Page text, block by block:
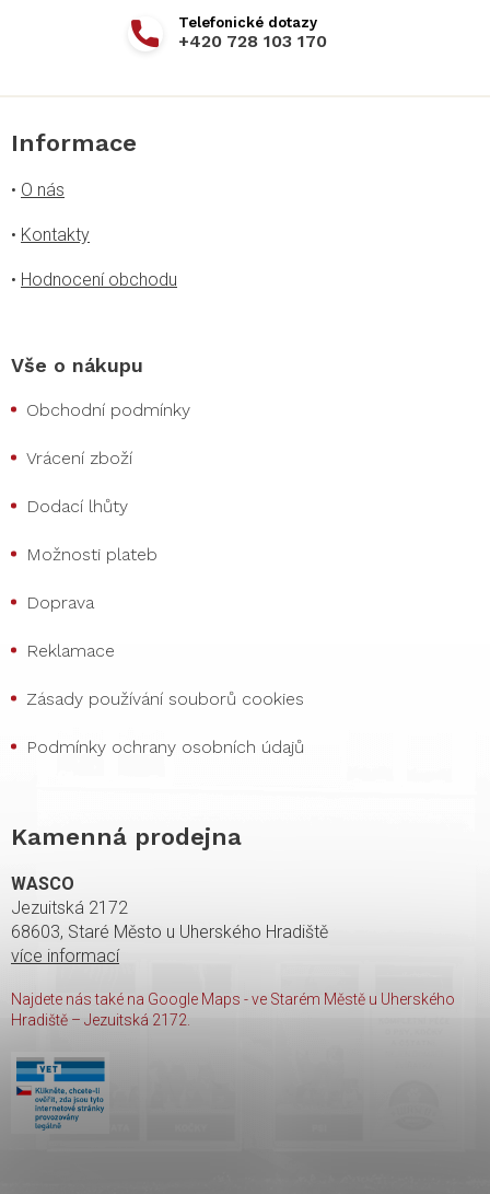
+420 728 103 170
Informace
• O nás
• Kontakty
• Hodnocení obchodu
Vše o nákupu
Obchodní podmínky
Vrácení zboží
Dodací lhůty
Možnosti plateb
Doprava
Reklamace
Zásady používání souborů cookies
Podmínky ochrany osobních údajů
Kamenná prodejna
WASCO
Jezuitská 2172
68603, Staré Město u Uherského Hradiště
více informací
Najdete nás také na Google Maps - ve Starém Městě u Uherského
Hradiště – Jezuitská 2172.